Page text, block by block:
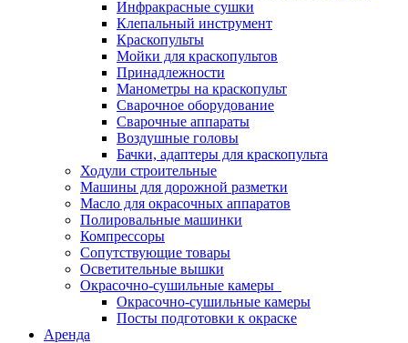
Инфракрасные сушки
Клепальный инструмент
Краскопульты
Мойки для краскопультов
Принадлежности
Манометры на краскопульт
Сварочное оборудование
Сварочные аппараты
Воздушные головы
Бачки, адаптеры для краскопульта
Ходули строительные
Машины для дорожной разметки
Масло для окрасочных аппаратов
Полировальные машинки
Компрессоры
Сопутствующие товары
Осветительные вышки
Окрасочно-сушильные камеры
Окрасочно-сушильные камеры
Посты подготовки к окраске
Аренда